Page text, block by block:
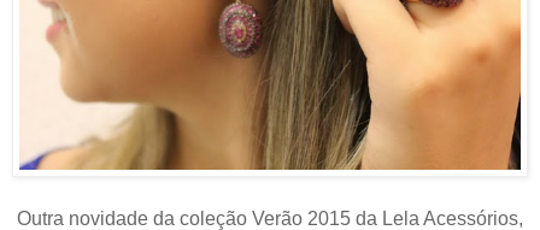
Outra novidade da coleção Verão 2015 da Lela Acessórios,